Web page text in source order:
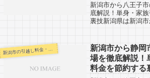
新潟市から八王子
底解説！単身・家
裏技新潟県は新潟市
い。新潟市から八
新
新潟市から静岡
場を徹底解説！
料金を節約する